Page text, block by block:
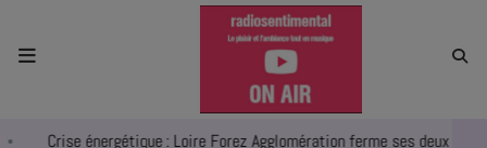
Crise énergétique : Loire Forez Agglomération ferme ses deux piscines